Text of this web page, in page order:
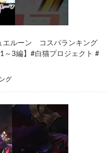
エルーン コスパランキング
～3編】#白猫プロジェクト #
グ